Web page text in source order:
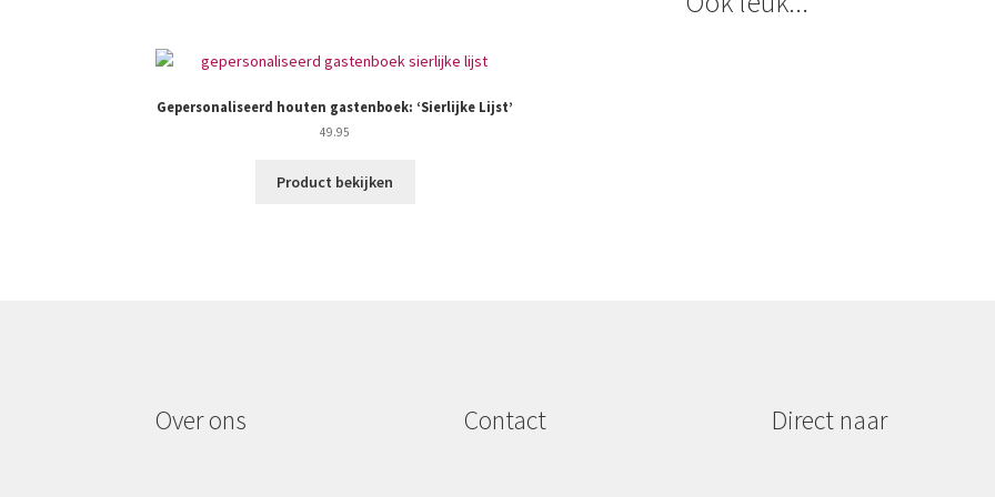
Gepersonaliseerd houten gastenboek: ‘Sierlijke Lijst’
49.95
Product bekijken
Over ons Contact Direct naar